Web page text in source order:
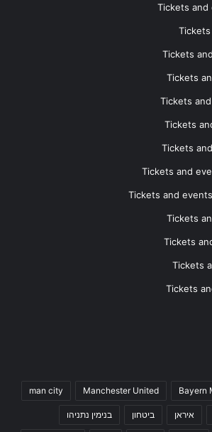
Tickets and
Tickets
Tickets
Tickets
Tickets
Tickets
Tickets and
Tickets and
Tickets
Tickets
Tickets
Tickets
Bayern
Manchester United
man city
איראן ביטחון בנימין נתניהו